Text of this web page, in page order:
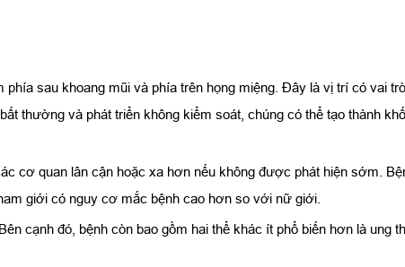
sau khoang mũi và phía trên họng miệng. Đây là vị trí có vai
thường và phát triển không kiểm soát, chúng có thể tạo thành
cơ quan lân cận hoặc xa hơn nếu không được phát hiện sớm.
giới có nguy cơ mắc bệnh cao hơn so với nữ giới.
cạnh đó, bệnh còn bao gồm hai thể khác ít phổ biến hơn là ung